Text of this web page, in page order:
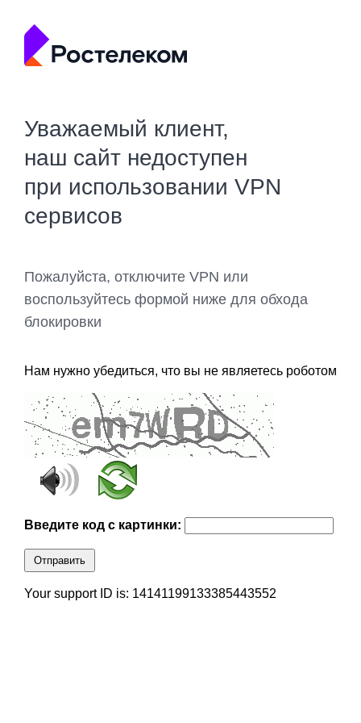
Уважаемый клиент,
наш сайт недоступен
при использовании VPN
сервисов
Пожалуйста, отключите VPN или
воспользуйтесь формой ниже для обхода
блокировки
Нам нужно убедиться, что вы не являетесь роботом
Введите код с картинки:
Отправить
Your support ID is: 14141199133385443552